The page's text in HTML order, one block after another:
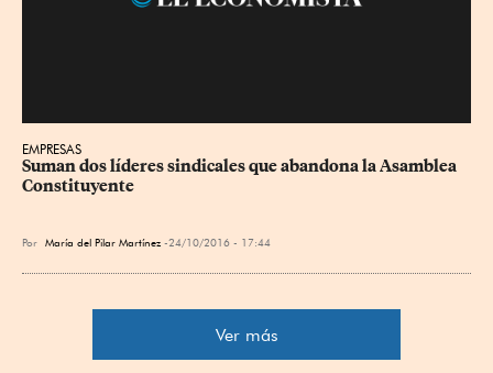
EMPRESAS
Suman dos líderes sindicales que abandona la Asamblea
Constituyente
Por María del Pilar Martínez 24/10/2016 - 17:44
Ver más